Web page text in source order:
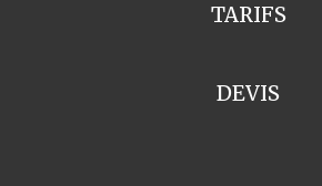
TARIFS
DEVIS